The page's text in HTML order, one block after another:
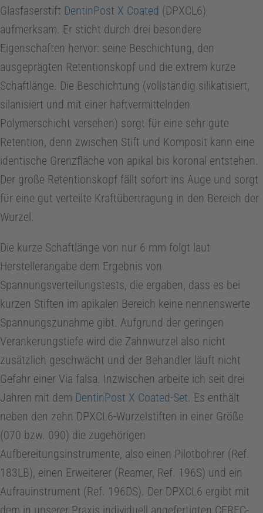
0
0
J
a
h
r
e
Glasfaserstift DentinPost X Coated (DPXCL6)
aufmerksam. Er sticht durch drei besondere
Eigenschaften hervor: seine Beschichtung, den
ausgeprägten Retentionskopf und die extrem kurze
Schaftlänge. Die Beschichtung (vollständig silikatisiert,
silanisiert und mit einer haftvermittelnden
Polymerschicht versehen) sorgt für eine sehr gute
Retention, denn zwischen Stift und Komposit kann eine
identische Grenzfläche von apikal bis koronal entstehen.
Der große Retentionskopf fällt sofort ins Auge und sorgt
für eine gut verteilte Kraftübertragung in den Bereich der
Wurzel.
Die kurze Schaftlänge von nur 6 mm folgt laut
Herstellerangabe dem Ergebnis von
Spannungsverteilungstests, die ergaben, dass es bei
kurzen Stiften im apikalen Bereich keine nennenswerte
Spannungszunahme gibt. Aufgrund der geringen
Verankerungstiefe wird die Zahnwurzel also nicht
zusätzlich geschwächt und der Behandler läuft nicht
Gefahr einer Via falsa. Inzwischen arbeite ich seit drei
Jahren mit dem DentinPost X Coated-Set. Es enthält
neben den zehn DPXCL6-Wurzelstiften in einer Größe
(070 bzw. 090) die zugehörigen
Aufbereitungsinstrumente, also einen Pilotbohrer (Ref.
183LB), einen Erweiterer (Reamer, Ref. 196S) und ein
Aufrauinstrument (Ref. 196DS). Der DPXCL6 ergibt mit
dem in unserer Praxis individuell angefertigten CEREC-